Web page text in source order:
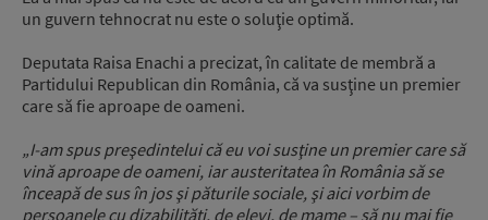
un guvern tehnocrat nu este o soluţie optimă.
Deputata Raisa Enachi a precizat, în calitate de membră a
Partidului Republican din România, că va susţine un premier
care să fie aproape de oameni.
„I-am spus preşedintelui că eu voi susţine un premier care să
vină aproape de oameni, iar austeritatea în România să se
înceapă de sus în jos şi păturile sociale, şi aici vorbim de
persoanele cu dizabilităţi, de elevi, de mame – să nu mai fie